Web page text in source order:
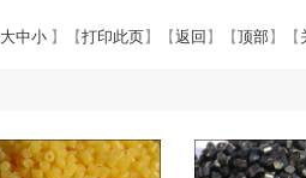
大中小 】 【打印此页】 【返回 】 【顶部】 【